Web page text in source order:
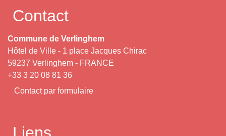
Contact
Commune de Verlinghem
Hôtel de Ville - 1 place Jacques Chirac
59237 Verlinghem - FRANCE
+33 3 20 08 81 36
Contact par formulaire